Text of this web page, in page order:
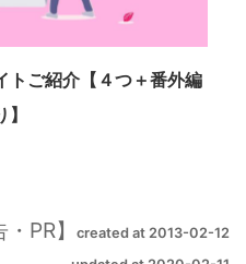
トご紹介【４つ＋番外編
】
created at 2013-02-12